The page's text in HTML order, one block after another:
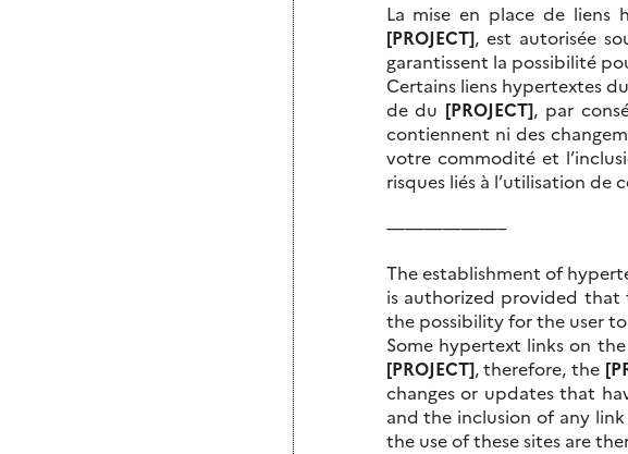
La mise en place de liens
[PROJECT], est autorisée
garantissent la possibilité
Certains liens hypertextes
de du [PROJECT], par
contiennent ni des
votre commodité et
risques liés à l’utilisation de
——————–
The establishment of
is authorized provided
the possibilityfor the user
Some hypertext links on the
[PROJECT], therefore, the
changes or updates that
and the inclusion of any
the use of these sites are